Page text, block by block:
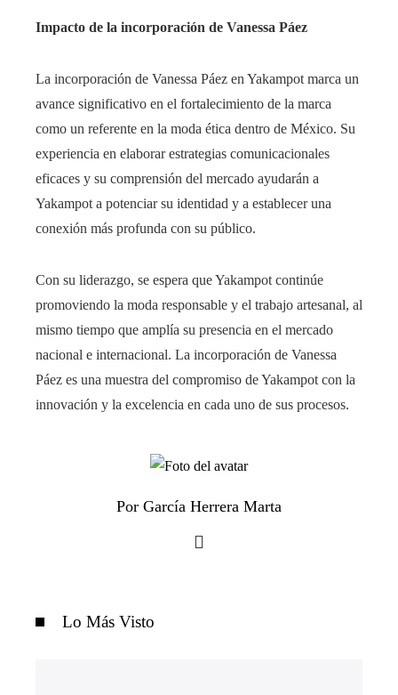
Impacto de la incorporación de Vanessa Páez
La incorporación de Vanessa Páez en Yakampot marca un
avance significativo en el fortalecimiento de la marca
como un referente en la moda ética dentro de México. Su
experiencia en elaborar estrategias comunicacionales
eficaces y su comprensión del mercado ayudarán a
Yakampot a potenciar su identidad y a establecer una
conexión más profunda con su público.
Con su liderazgo, se espera que Yakampot continúe
promoviendo la moda responsable y el trabajo artesanal, al
mismo tiempo que amplía su presencia en el mercado
nacional e internacional. La incorporación de Vanessa
Páez es una muestra del compromiso de Yakampot con la
innovación y la excelencia en cada uno de sus procesos.
Por García Herrera Marta
Lo Más Visto